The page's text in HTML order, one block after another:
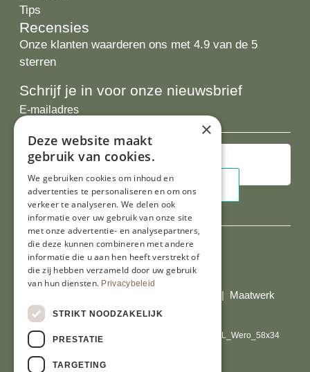
Tips
Recensies
Onze klanten waarderen ons met 4.9 van de 5
sterren
Schrijf je in voor onze nieuwsbrief
E-
mailadres
Al onze prijzen zijn incl. BTW
© Copyright 2026 Limburgs Bakwinkeltje | Maatwerk
website webmix
×
Deze website maakt
gebruik van cookies.
We gebruiken cookies om inhoud en
advertenties te personaliseren en om ons
verkeer te analyseren. We delen ook
informatie over uw gebruik van onze site
met onze advertentie- en analysepartners,
die deze kunnen combineren met andere
informatie die u aan hen heeft verstrekt of
die zij hebben verzameld door uw gebruik
van hun diensten. Privacybeleid
STRIKT NOODZAKELIJK
PRESTATIE
TARGETING